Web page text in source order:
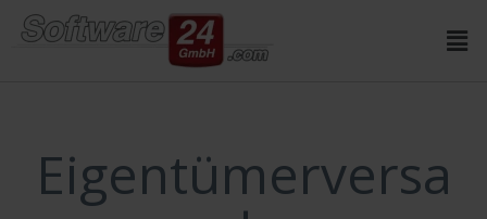
springen
Eigentümerversa